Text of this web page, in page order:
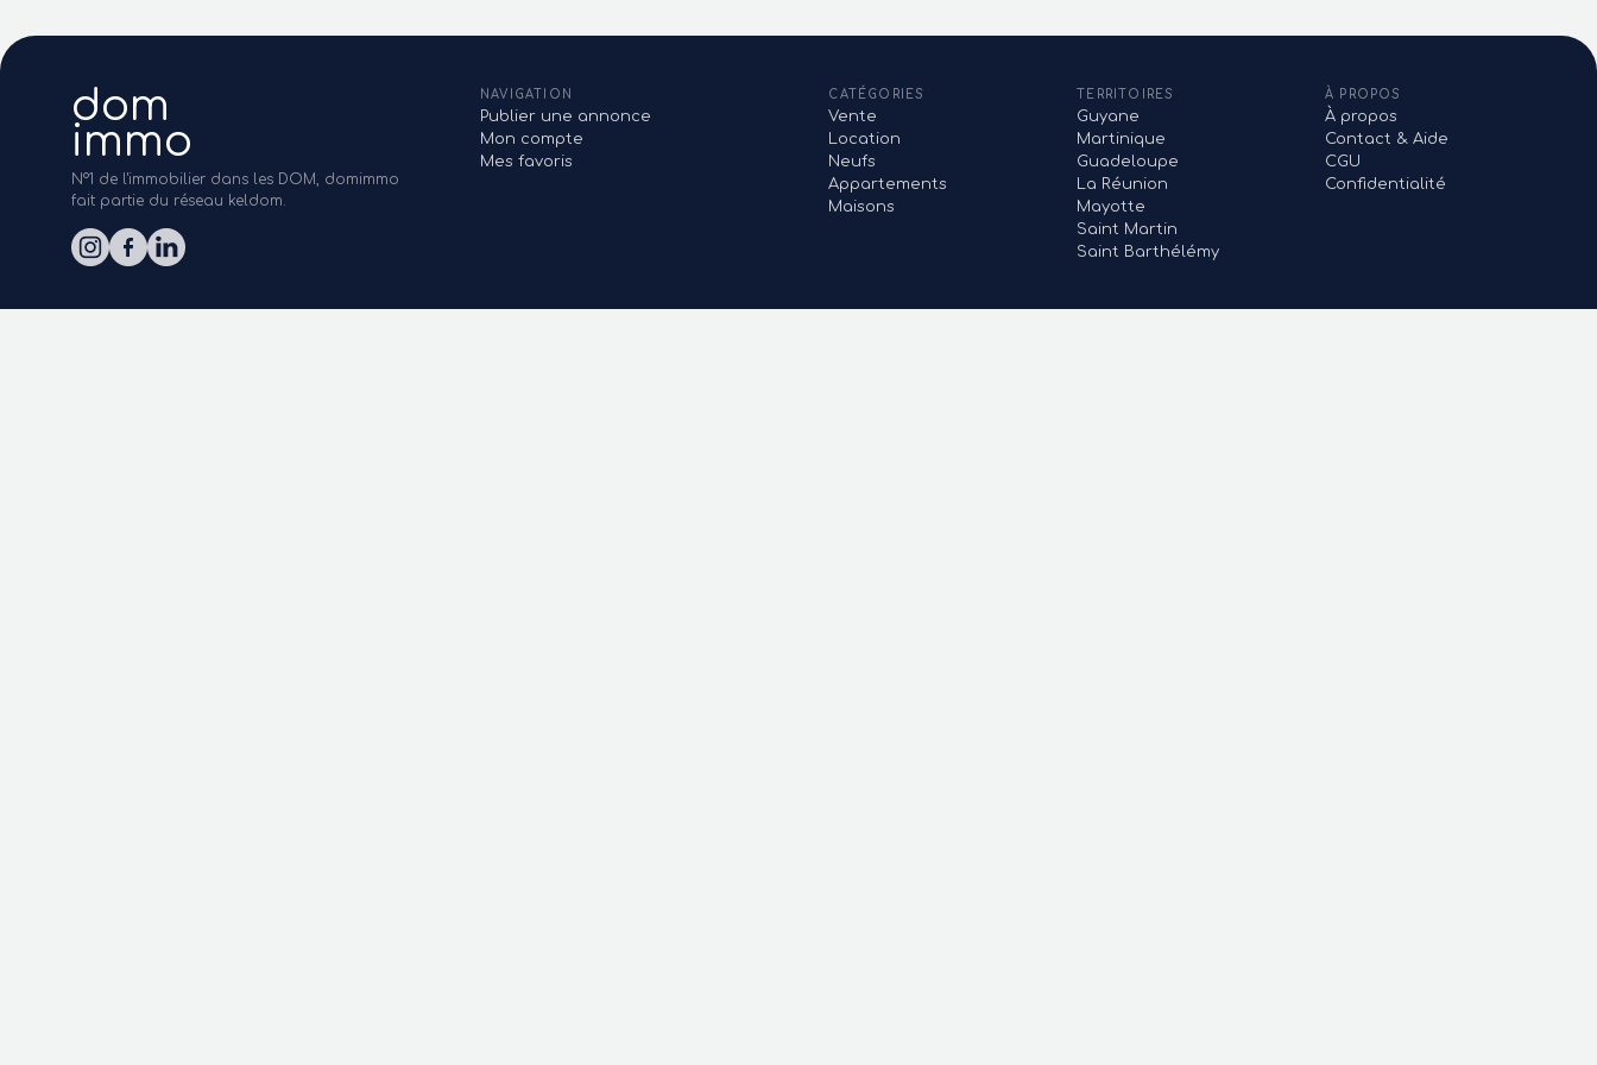
dom
immo
N°1 de l'immobilier dans les DOM, domimmo
fait partie du réseau keldom.
NAVIGATION
Publier une annonce
Mon compte
Mes favoris
CATÉGORIES
Vente
Location
Neufs
Appartements
Maisons
TERRITOIRES
Guyane
Martinique
Guadeloupe
La Réunion
Mayotte
Saint Martin
Saint Barthélémy
À PROPOS
À propos
Contact & Aide
CGU
Confidentialité